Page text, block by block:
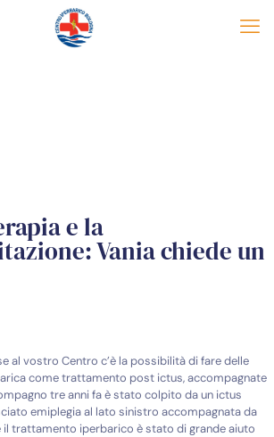
e la
Vania chiede un
al vostro Centro c’è la possibilità di fare delle
come trattamento post ictus, accompagnate
tre anni fa è stato colpito da un ictus
emiplegia al lato sinistro accompagnata da
il trattamento iperbarico è stato di grande aiuto